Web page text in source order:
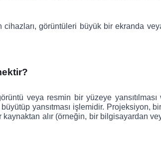
görüntüleri büyük bir ekranda
veya resmin bir yüzeye
büyütüp yansıtması işlemidir. Projeksiyon,
alır (örneğin, bir bilgisayardan